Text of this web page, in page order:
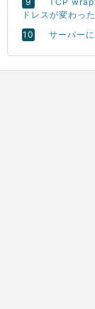
ドレスが変わっ
サーバー